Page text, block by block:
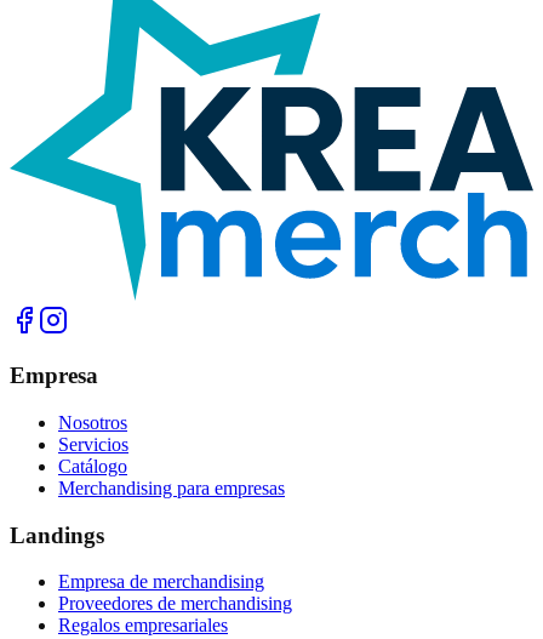
Empresa
Nosotros
Servicios
Catálogo
Merchandising para empresas
Landings
Empresa de merchandising
Proveedores de merchandising
Regalos empresariales